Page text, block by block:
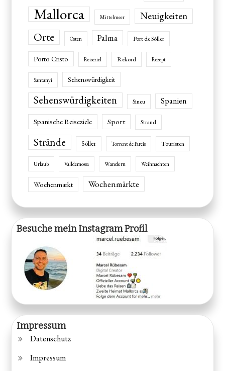
Mallorca Mittelmeer Neuigkeiten
Orte Osten Palma Port de Sóller
Porto Cristo Reiseziel Rekord Rezept
Santanyí Sehenswürdigkeit
Sehenswürdigkeiten Sineu Spanien
Spanische Reiseziele Sport Strand
Strände Sóller Torrent de Pareis Touristen
Urlaub Valldemossa Wandern Weihnachten
Wochenmarkt Wochenmärkte
Besuche mein Instagram Profil
Impressum
Datenschutz
Impressum